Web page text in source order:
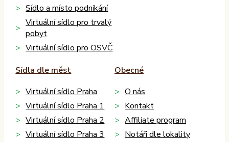
Sídlo a místo podnikání
Virtuální sídlo pro trvalý
pobyt
Virtuální sídlo pro OSVČ
Sídla dle měst
Virtuální sídlo Praha
Virtuální sídlo Praha 1
Virtuální sídlo Praha 2
Virtuální sídlo Praha 3
Obecné
O nás
Kontakt
Affiliate program
Notáři dle lokality